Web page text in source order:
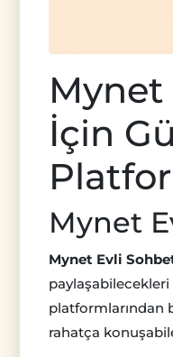
Mynet
İçin
Mynet
Mynet Evli
platformlarından
rahatça